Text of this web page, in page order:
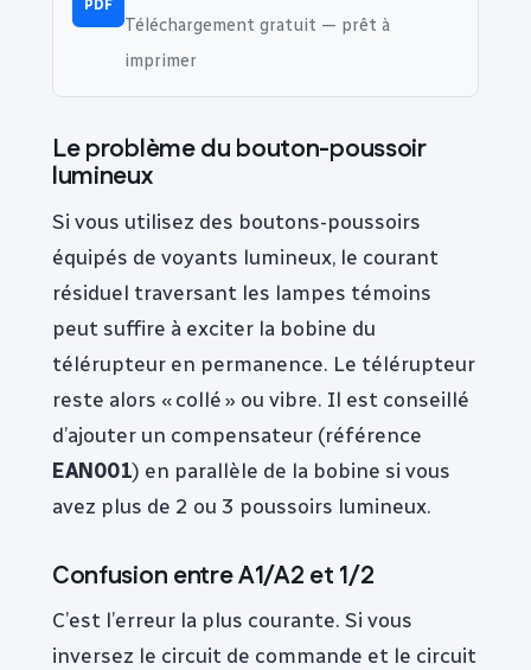
PDF
Téléchargement gratuit — prêt à
imprimer
Le problème du bouton-poussoir
lumineux
Si vous utilisez des boutons-poussoirs
équipés de voyants lumineux, le courant
résiduel traversant les lampes témoins
peut suffire à exciter la bobine du
télérupteur en permanence. Le télérupteur
reste alors « collé » ou vibre. Il est conseillé
d’ajouter un compensateur (référence
EAN001) en parallèle de la bobine si vous
avez plus de 2 ou 3 poussoirs lumineux.
Confusion entre A1/A2 et 1/2
C’est l’erreur la plus courante. Si vous
inversez le circuit de commande et le circuit